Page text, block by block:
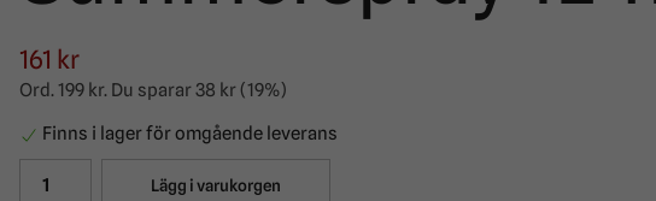
161 kr
Ord.199 kr. Du sparar38 kr(19%)
Finns i lager för omgående leverans
Lägg i varukorgen